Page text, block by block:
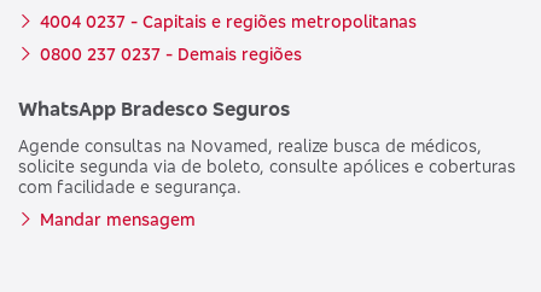
4004 0237 - Capitais e regiões metropolitanas
0800 237 0237 - Demais regiões
WhatsApp Bradesco Seguros
Agende consultas na Novamed, realize busca de médicos,
solicite segunda via de boleto, consulte apólices e coberturas
com facilidade e segurança.
Mandar mensagem